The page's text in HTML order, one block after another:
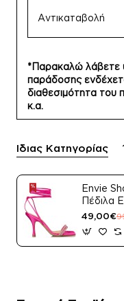
Αντικαταβολή
*Παρακαλώ λάβετε
παράδοσης
διαθεσιμότητα του
κ.α.
Ίδιας Κατηγορίας
Envie
Πέδιλα
Μαύρο
49,00€